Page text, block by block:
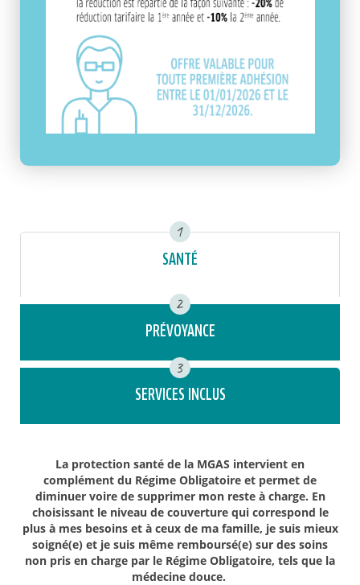
SANTÉ
1
PRÉVOYANCE
2
SERVICES INCLUS
3
La protection santé de la MGAS intervient en
complément du Régime Obligatoire et permet de
diminuer voire de supprimer mon reste à charge. En
choisissant le niveau de couverture qui correspond le
plus à mes besoins et à ceux de ma famille, je suis mieux
soigné(e) et je suis même remboursé(e) sur des soins
non pris en charge par le Régime Obligatoire, tels que la
médecine douce.